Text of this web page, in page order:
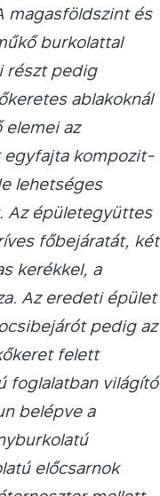
magasföldszint és
burkolattal
részt pedig
ablakoknál
elemei az
egyfajta kompozit-
lehetséges
Az épületegyüttes
főbejáratát, két
kerékkel, a
Az eredeti épület
pedig az
felett
foglalatban világító
belépve a
előcsarnok